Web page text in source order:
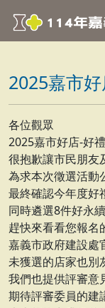
2025嘉市
各位觀眾
2025嘉市好店-好
很抱歉讓市民朋友
為求本次徵選活動
最終確認今年度好
同時遴選8件好永
趕快來看看您報名
嘉義市政府建設處
未獲選的店家也別
我們也提供評審意
期待評審委員的建